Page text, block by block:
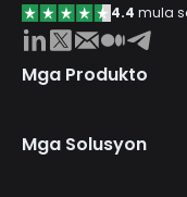
4.4 mula
Mga Produkto
Mga Solusyon